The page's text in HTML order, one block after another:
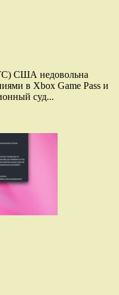
США недовольна
в Xbox Game Pass и
суд...